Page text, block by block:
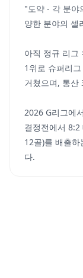
"도약 - 각 분야
양한 분야의 셀
아직 정규 리그
1위로 슈퍼리
거쳤으며, 통산
2026 G리그에
결정전에서
12골)를 배출
다.